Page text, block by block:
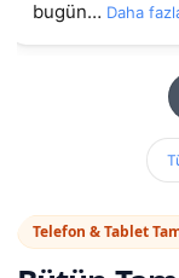
Daha fazla oku
Telefon & Tablet